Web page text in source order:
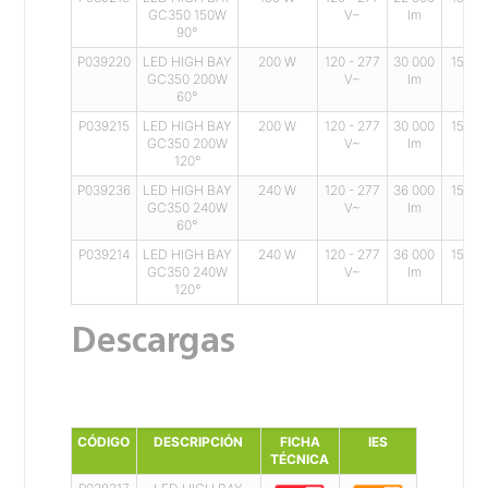
GC350 150W
90°
V~
lm
P039220
LED HIGH BAY
GC350 200W
60°
200 W
120 - 277
V~
30 000
lm
150
P039215
LED HIGH BAY
GC350 200W
120°
200 W
120 - 277
V~
30 000
lm
150
P039236
LED HIGH BAY
GC350 240W
60°
240 W
120 - 277
V~
36 000
lm
150
P039214
LED HIGH BAY
GC350 240W
120°
240 W
120 - 277
V~
36 000
lm
150
Descargas
CÓDIGO DESCRIPCIÓN
FICHA
TÉCNICA
IES